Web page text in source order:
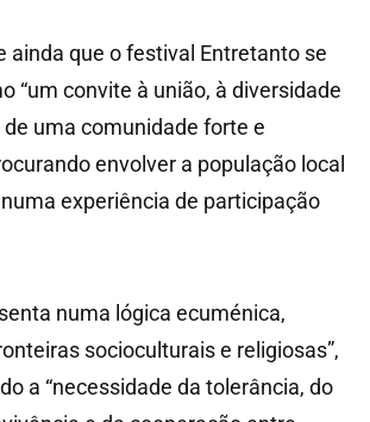
ainda que o festival Entretanto se
“um convite à união, à diversidade
uma comunidade forte e
envolver a população local
experiência de participação
numa lógica ecuménica,
socioculturais e religiosas”,
a “necessidade da tolerância, do